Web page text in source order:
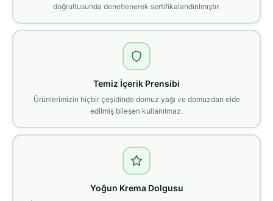
doğrultusunda denetlenerek sertifikalandırılmıştır.
Temiz İçerik Prensibi
Ürünlerimizin hiçbir çeşidinde domuz yağı ve domuzdan elde
edilmiş bileşen kullanılmaz.
Yoğun Krema Dolgusu